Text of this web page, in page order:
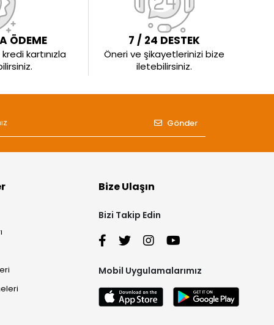
ÖDEME
kartınızla
7 / 24 DESTEK
Öneri ve şikayetlerinizi bize
iletebilirsiniz.
Gönder
Bize Ulaşın
Bizi Takip Edin
Mobil Uygulamalarımız